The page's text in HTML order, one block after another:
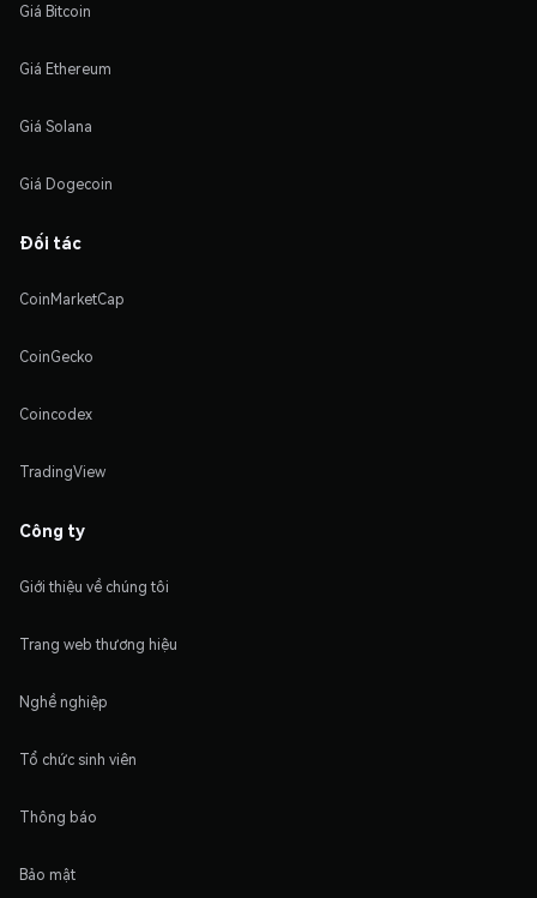
Giá Bitcoin
Giá Ethereum
Giá Solana
Giá Dogecoin
Đối tác
CoinMarketCap
CoinGecko
Coincodex
TradingView
Công ty
Giới thiệu về chúng tôi
Trang web thương hiệu
Nghề nghiệp
Tổ chức sinh viên
Thông báo
Bảo mật